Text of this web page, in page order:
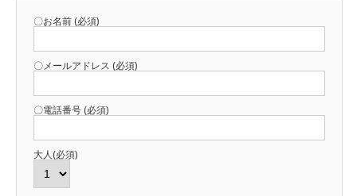
〇お名前 (必須)
〇メールアドレス (必須)
〇電話番号 (必須)
大人(必須)